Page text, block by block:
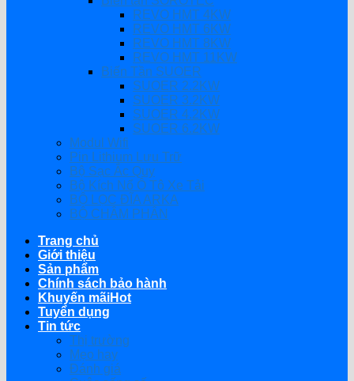
REVO HMT 4KW
REVO HMT 6KW
REVO HMT 8KW
REVO HMT 11KW
Biến Tần SUOER
SUOER 2.2KW
SUOER 3.2KW
SUOER 4.2KW
SUOER 6.2KW
Modul Wifi
Pin Lithium Lưu Trữ
Bộ Sạc Ắc Quy
Bộ Kích Nổ Ô Tô Xe Tải
BỘ LỌC ĐĨA ARKA
BỘ CHÂM PHÂN
Trang chủ
Giới thiệu
Sản phẩm
Chính sách bảo hành
Khuyến mãi
Tuyển dụng
Tin tức
Thị trường
Mẹo hay
Đánh giá